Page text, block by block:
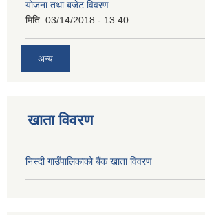
योजना तथा बजेट विवरण
मिति: 03/14/2018 - 13:40
अन्य
खाता विवरण
निस्दी गाउँपालिकाको बैंक खाता विवरण